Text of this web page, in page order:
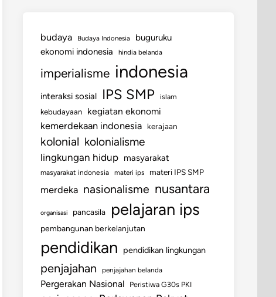
budaya Budaya Indonesia
buguruku
ekonomi indonesia
hindia belanda
imperialisme indonesia
interaksi sosial IPS SMP
islam
kebudayaan
kegiatan ekonomi
kemerdekaan indonesia kerajaan
kolonial kolonialisme
lingkungan hidup masyarakat
masyarakat indonesia materi ips materi IPS SMP
merdeka nasionalisme nusantara
organisasi pancasila pelajaran ips
pembangunan berkelanjutan
pendidikan pendidikan lingkungan
penjajahan penjajahan belanda
Pergerakan Nasional Peristiwa G30s PKI